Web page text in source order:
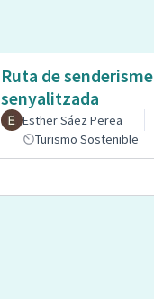
Ruta de senderisme
senyalitzada
Esther Sáez Perea
Turismo Sostenible